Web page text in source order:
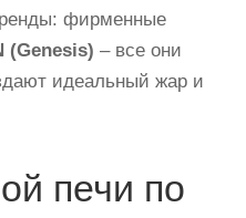
фирменные
(Genesis) – все они
идеальный жар и
печи по